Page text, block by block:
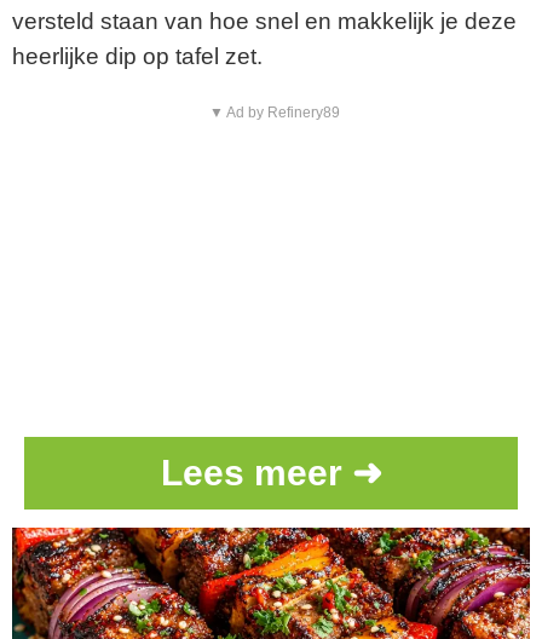
versteld staan van hoe snel en makkelijk je deze
heerlijke dip op tafel zet.
▼ Ad by Refinery89
Lees meer ➜